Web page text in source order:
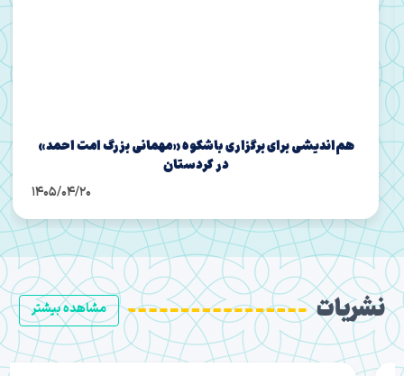
هم‌اندیشی برای برگزاری باشکوه «مهمانی بزرگ امت احمد»
در کردستان
1405/04/20
مشاهده بیشتر نشریات